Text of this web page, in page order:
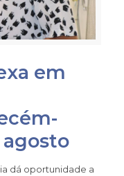
em
agosto
dá oportunidade a